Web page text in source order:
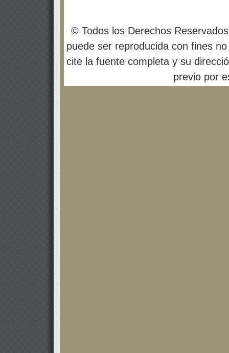
© Todos los Derechos
puede ser reproducida con fines
cite la fuente completa y su
previo por